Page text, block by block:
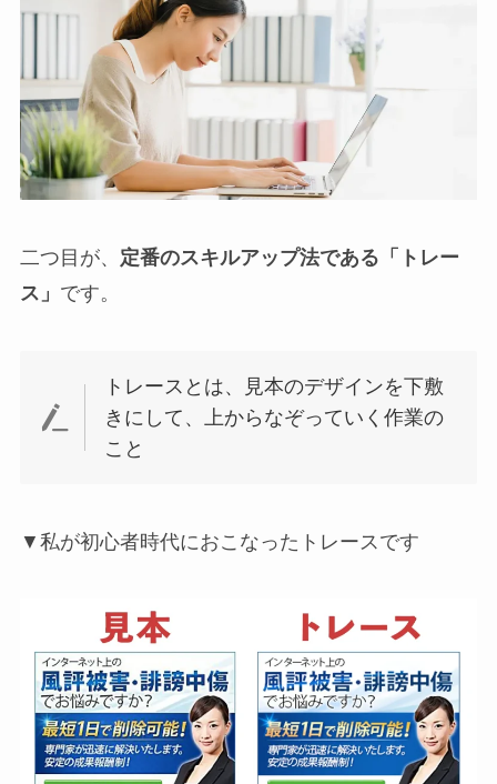
二つ目が、 定番のスキルアップ法である「トレー
ス」 です。
トレースとは、見本のデザインを下敷
きにして、上からなぞっていく作業の
こと
▼私が初心者時代におこなったトレースです